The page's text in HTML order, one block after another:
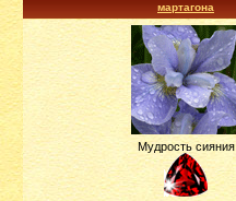
мартагона
Мудрость сияния